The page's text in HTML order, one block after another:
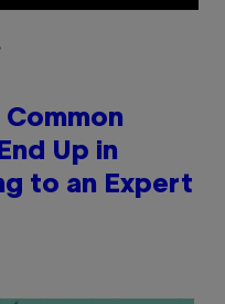
Up in
to an Expert